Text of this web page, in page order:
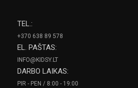
TEL.:
+370 638 89 578
EL. PAŠTAS:
INFO@KIDSY.LT
DARBO LAIKAS:
PIR - PEN / 8:00 - 19:00